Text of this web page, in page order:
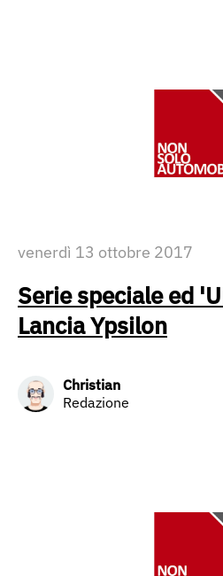
venerdì 13 ottobre 2017
Serie speciale ed
Lancia Ypsilon
Christian
Redazione